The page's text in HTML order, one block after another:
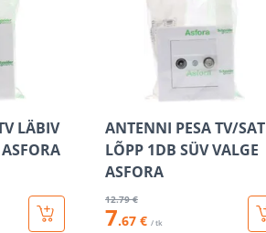
LÄBIV
ANTENNI PESA TV/SAT
LÕPP 1DB SÜV VALGE
ASFORA
12.79 €
7.67 € / tk